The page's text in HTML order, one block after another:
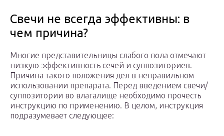
Свечи не всегда эффективны: в
чем причина?
Многие представительницы слабого пола отмечают
низкую эффективность сечей и суппозиториев.
Причина такого положения дел в неправильном
использовании препарата. Перед введением свечи/
суппозитории во влагалище необходимо прочесть
инструкцию по применению. В целом, инструкция
подразумевает следующее: